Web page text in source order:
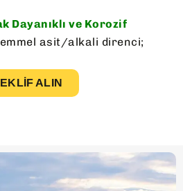
Dayanıklı ve Korozif
asit/alkali direnci;
ALIN